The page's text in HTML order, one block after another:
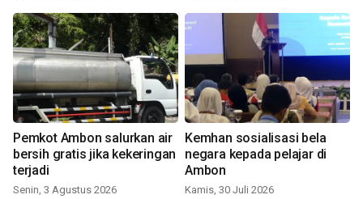
Pemkot Ambon salurkan air
bersih gratis jika kekeringan
terjadi
Senin, 3 Agustus 2026
Kemhan sosialisasi bela
negara kepada pelajar di
Ambon
Kamis, 30 Juli 2026